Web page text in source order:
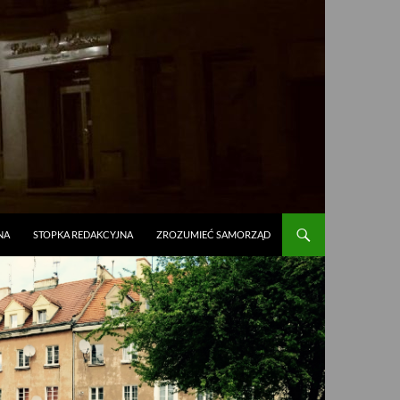
STOPKA REDAKCYJNA ZROZUMIEĆ SAMORZĄD